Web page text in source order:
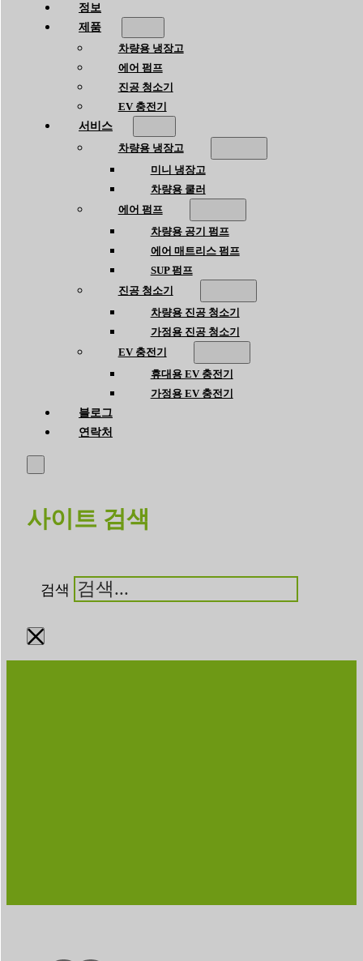
정보
제품
차량용 냉장고
에어 펌프
진공 청소기
EV 충전기
서비스
차량용 냉장고
미니 냉장고
차량용 쿨러
에어 펌프
차량용 공기 펌프
에어 매트리스 펌프
SUP 펌프
진공 청소기
차량용 진공 청소기
가정용 진공 청소기
EV 충전기
휴대용 EV 충전기
가정용 EV 충전기
블로그
연락처
사이트 검색
검색
×